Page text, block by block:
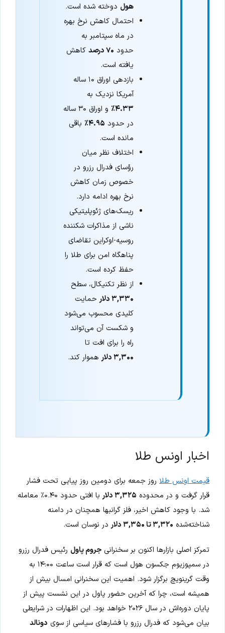
هول دوخته شده است.
احتمال کاهش نرخ بهره
در ماه سپتامبر به
حدود ۷۰ درصد
کاهش
یافته است.
بازدهی اوراق ۱۰ ساله
آمریکا نزدیک به
۴.۳۳٪
و اوراق ۳۰ ساله
در حدود ۴.۹۵٪
باقی
مانده است.
اختلاف نظر میان
رؤسای فدرال رزرو در
خصوص زمان کاهش
نرخ بهره ادامه دارد.
ریسک‌های ژئوپلیتیکی
ناشی از مذاکرات شکننده
روسیه-اوکراین تقاضای
پناهگاه امن برای طلا را
حفظ کرده است.
از نظر تکنیکال، سطح
۳,۳۳۰ دلار
حمایت
کلیدی محسوب می‌شود
و شکست آن می‌تواند
راه را برای افت تا
۳,۳۰۰ دلار
هموار کند.
اخبار اونس طلا
قیمت اونس طلا روز جمعه برای دومین روز پیاپی تحت فشار
قرار گرفت و در محدوده ۳,۳۲۵ دلار
با افتی حدود ۰.۴۰٪ معامله
شد. با وجود کاهش اخیر، فلز گرانبها همچنان در دامنه
شناخته‌شده ۳,۳۲۰ تا ۳,۳۵۰ دلار در نوسان است.
تمرکز اصلی بازارها اکنون بر سخنرانی جروم پاول رئیس فدرال رزرو
در سمپوزیوم جکسون هول است که قرار است ساعت ۱۴:۰۰ به
وقت گرینویچ برگزار شود. اهمیت این سخنرانی امسال بیش از
همیشه است، چرا که آخرین حضور پاول در این نشست پیش از
پایان دوره‌اش در سال ۲۰۲۶ خواهد بود. این اظهارات در شرایطی
بیان می‌شود که فدرال رزرو با فشارهای سیاسی از سوی دونالد